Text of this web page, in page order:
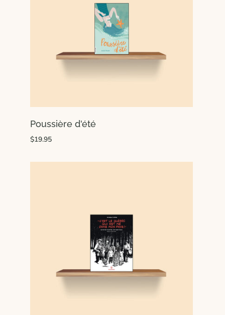
Poussière d'été
$19.95